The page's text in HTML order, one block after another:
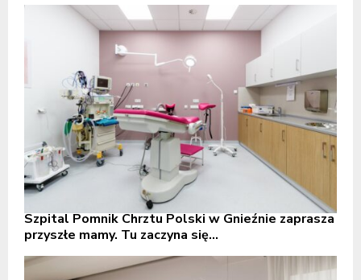
Szpital Pomnik Chrztu Polski w Gnieźnie zaprasza
przyszłe mamy. Tu zaczyna się...